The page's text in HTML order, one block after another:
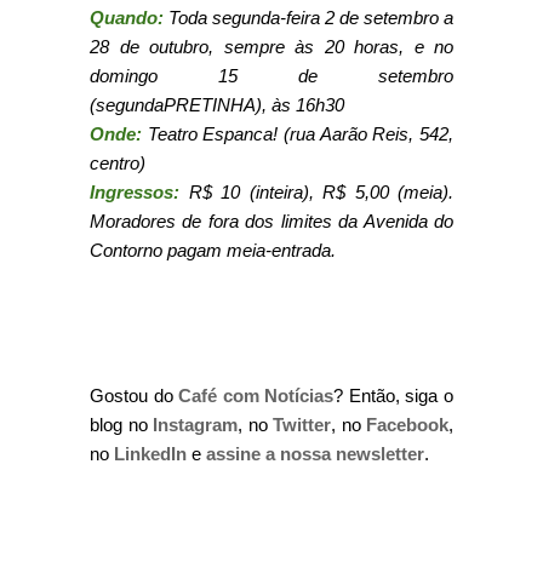
Quando: Toda segunda-feira 2 de setembro a
28 de outubro, sempre às 20 horas, e no
domingo 15 de setembro
(segundaPRETINHA), às 16h30
Onde: Teatro Espanca! (rua Aarão Reis, 542,
centro)
Ingressos: R$ 10 (inteira), R$ 5,00 (meia).
Moradores de fora dos limites da Avenida do
Contorno pagam meia-entrada.
Gostou doCafé com Notícias? Então, siga o
blog no Instagram, no Twitter, no Facebook,
no LinkedIn e assine a nossa newsletter.